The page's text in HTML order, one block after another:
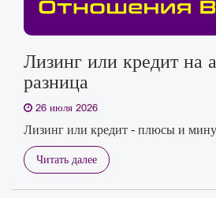
Лизинг или кредит на
разница
26 июля 2026
Лизинг или кредит - плюсы и
Читать далее